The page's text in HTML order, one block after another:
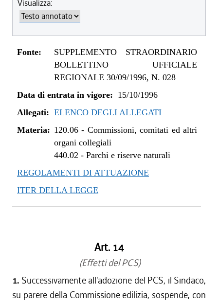
Visualizza:
Fonte:
SUPPLEMENTO STRAORDINARIO
BOLLETTINO UFFICIALE
REGIONALE 30/09/1996, N. 028
Data di entrata in vigore: 15/10/1996
Allegati: ELENCO DEGLI ALLEGATI
Materia: 120.06- Commissioni, comitati ed altri
organi collegiali
440.02 - Parchi e riserve naturali
REGOLAMENTI DI ATTUAZIONE
ITER DELLA LEGGE
Art. 14
(Effetti del PCS)
1. Successivamente all'adozione del PCS, il Sindaco,
su parere della Commissione edilizia, sospende, con